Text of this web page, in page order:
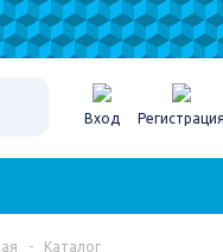
Вход Регистрация
- Каталог